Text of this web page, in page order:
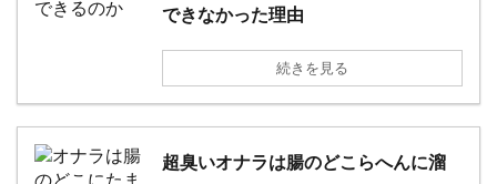
できなかった理由
続きを見る
超臭いオナラは腸のどこらへんに溜